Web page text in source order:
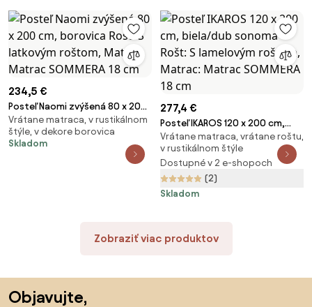
234,5 €
Posteľ Naomi zvýšená 80 x 200
cm, borovica Rošt: S latkovým
roštom, Matrac: Matrac
SOMMERA 18 cm
Vrátane matraca, v rustikálnom
štýle, v dekore borovica
Skladom
277,4 €
Posteľ IKAROS 120 x 200 cm,
biela/dub sonoma Rošt: S
lamelovým roštom, Matrac:
Matrac SOMMERA 18 cm
Vrátane matraca, vrátane roštu,
v rustikálnom štýle
Dostupné v 2 e-shopoch
(2)
Skladom
Zobraziť viac produktov
Objavujte,